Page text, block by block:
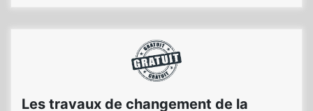
Les travaux de changement de la